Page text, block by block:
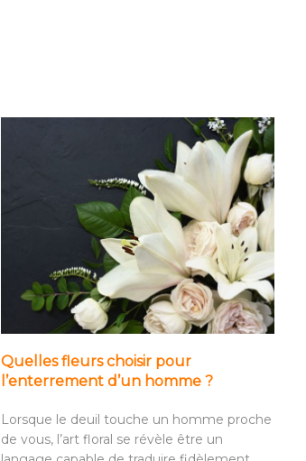
Quelles fleurs choisir pour
l’enterrement d’un homme ?
Lorsque le deuil touche un homme proche
de vous, l’art floral se révèle être un